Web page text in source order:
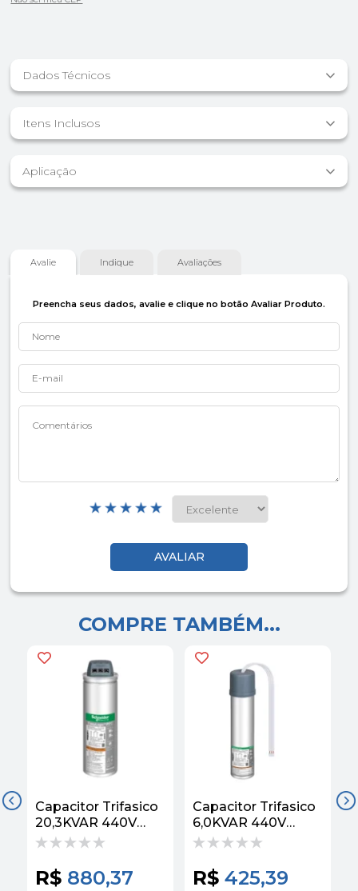
Dados Técnicos
Itens Inclusos
Aplicação
Avalie Indique Avaliações
Preencha seus dados, avalie e clique no botão Avaliar Produto.
COMPRE TAMBÉM...
Capacitor Trifasico
20,3KVAR 440V
60HZ EasyCan
R$ 880,37
Capacitor Trifasico
6,0KVAR 440V
60HZ EasyCan
R$ 425,39